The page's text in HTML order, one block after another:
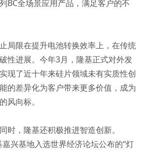
BC全场景应用产品，满足客户的不
局限在提升电池转换效率上，在传统
性进展。今年3月，隆基正式对外发
现了近十年来硅片领域未有实质性创
的差异化为客户带来更多价值，成为
风向标。
时，隆基还积极推进智造创新。
兴基地入选世界经济论坛公布的“灯